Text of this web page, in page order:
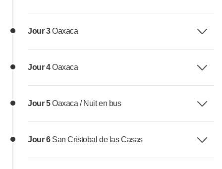
Jour 3Oaxaca
Jour 4Oaxaca
Jour 5Oaxaca / Nuit en bus
Jour 6 San Cristobal de las Casas